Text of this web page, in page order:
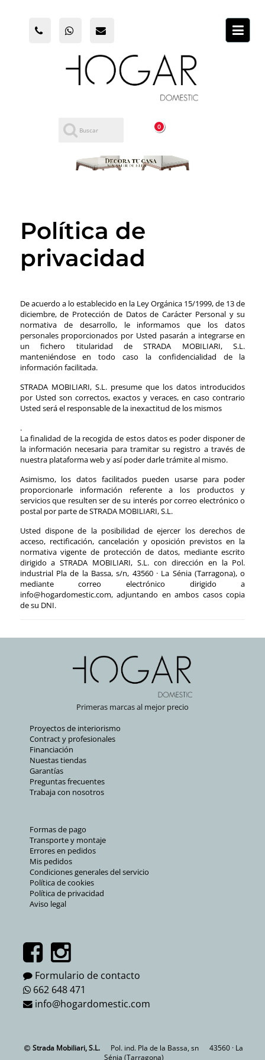
0
Política de
privacidad
De acuerdo a lo establecido en la Ley Orgánica 15/1999, de 13 de
diciembre, de Protección de Datos de Carácter Personal y su
normativa de desarrollo, le informamos que los datos
personales proporcionados por Usted pasarán a integrarse en
un fichero titularidad de STRADA MOBILIARI, S.L.
manteniéndose en todo caso la confidencialidad de la
información facilitada.
STRADA MOBILIARI, S.L. presume que los datos introducidos
por Usted son correctos, exactos y veraces, en caso contrario
Usted será el responsable de la inexactitud de los mismos
.
La finalidad de la recogida de estos datos es poder disponer de
la información necesaria para tramitar su registro a través de
nuestra plataforma web y así poder darle trámite al mismo.
Asimismo, los datos facilitados pueden usarse para poder
proporcionarle información referente a los productos y
servicios que resulten ser de su interés por correo electrónico o
postal por parte de STRADA MOBILIARI, S.L.
Usted dispone de la posibilidad de ejercer los derechos de
acceso, rectificación, cancelación y oposición previstos en la
normativa vigente de protección de datos, mediante escrito
dirigido a STRADA MOBILIARI, S.L. con dirección en la Pol.
industrial Pla de la Bassa, s/n, 43560 · La Sénia (Tarragona), o
mediante correo electrónico dirigido a
info@hogardomestic.com, adjuntando en ambos casos copia
de su DNI.
Primeras marcas al mejor precio
Proyectos de interiorismo
Contract y profesionales
Financiación
Nuestas tiendas
Garantías
Preguntas frecuentes
Trabaja con nosotros
Formas de pago
Transporte y montaje
Errores en pedidos
Mis pedidos
Condiciones generales del servicio
Política de cookies
Política de privacidad
Aviso legal
Formulario de contacto
662 648 471
info@hogardomestic.com
Strada Mobiliari, S.L. Pol. ind. Pla de la Bassa, sn
43560 · La
Sénia (Tarragona)